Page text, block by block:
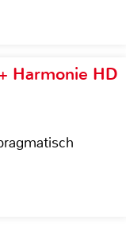
Harmonie HD